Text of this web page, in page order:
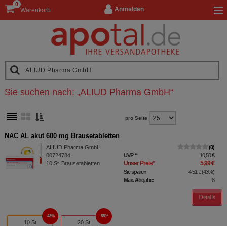
Anmelden
Warenkorb
0
Sie suchen nach: „ALIUD Pharma GmbH“
pro Seite
NAC AL akut 600 mg Brausetabletten
ALIUD Pharma GmbH
00724784
10 St Brausetabletten
0
UVP** 10,50 €
Unser Preis* 5,99 €
Sie sparen 4,51 €(43%)
Max. Abgabe:
8
Details
10 St
43%
20 St
55%